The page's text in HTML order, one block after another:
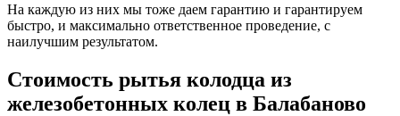
На каждую из них мы тоже даем гарантию и гарантируем
быстро, и максимально ответственное проведение, с
наилучшим результатом.
Стоимость рытья колодца из
железобетонных колец в Балабаново